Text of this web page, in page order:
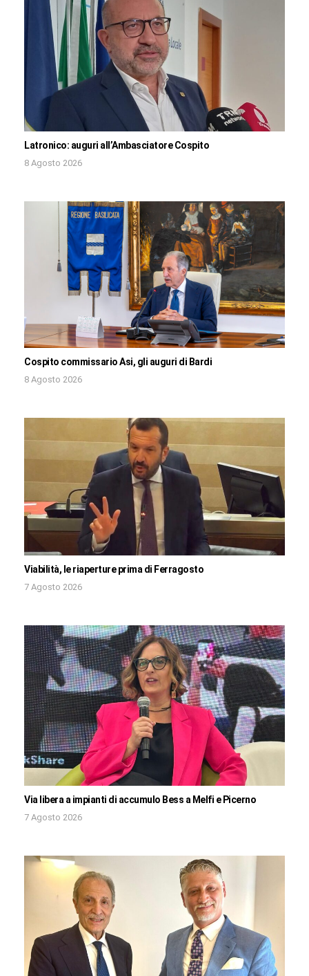
Latronico: auguri all’Ambasciatore Cospito
8 Agosto 2026
Cospito commissario Asi, gli auguri di Bardi
8 Agosto 2026
Viabilità, le riaperture prima di Ferragosto
7 Agosto 2026
Via libera a impianti di accumulo Bess a Melfi e Picerno
7 Agosto 2026